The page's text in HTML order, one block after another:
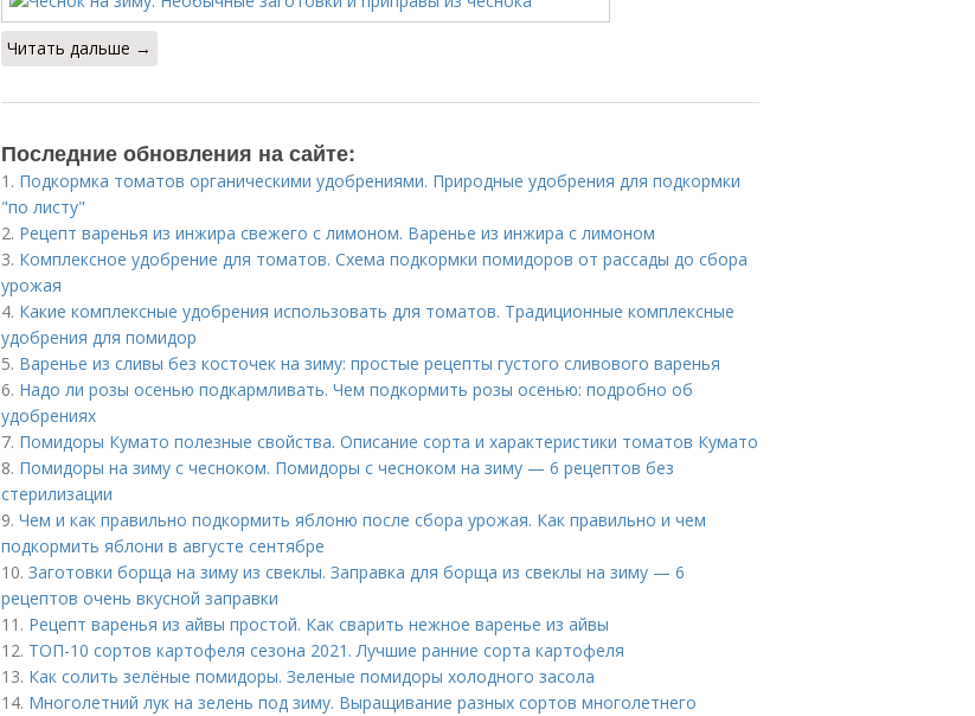
Читать дальше →
Последние обновления на сайте:
1. Подкормка томатов органическими удобрениями. Природные удобрения для подкормки
"по листу"
2. Рецепт варенья из инжира свежего с лимоном. Варенье из инжира с лимоном
3. Комплексное удобрение для томатов. Схема подкормки помидоров от рассады до сбора
урожая
4. Какие комплексные удобрения использовать для томатов. Традиционные комплексные
удобрения для помидор
5. Варенье из сливы без косточек на зиму: простые рецепты густого сливового варенья
6. Надо ли розы осенью подкармливать. Чем подкормить розы осенью: подробно об
удобрениях
7. Помидоры Кумато полезные свойства. Описание сорта и характеристики томатов Кумато
8. Помидоры на зиму с чесноком. Помидоры с чесноком на зиму — 6 рецептов без
стерилизации
9. Чем и как правильно подкормить яблоню после сбора урожая. Как правильно и чем
подкормить яблони в августе сентябре
10. Заготовки борща на зиму из свеклы. Заправка для борща из свеклы на зиму — 6
рецептов очень вкусной заправки
11. Рецепт варенья из айвы простой. Как сварить нежное варенье из айвы
12. ТОП-10 сортов картофеля сезона 2021. Лучшие ранние сорта картофеля
13. Как солить зелёные помидоры. Зеленые помидоры холодного засола
14. Многолетний лук на зелень под зиму. Выращивание разных сортов многолетнего